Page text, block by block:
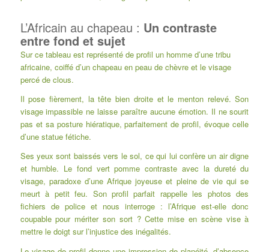
L’Africain au chapeau : Un contraste
entre fond et sujet
Sur ce tableau est représenté de profil un homme d’une tribu
africaine, coiffé d’un chapeau en peau de chèvre et le visage
percé de clous.
Il pose fièrement, la tête bien droite et le menton relevé. Son
visage impassible ne laisse paraître aucune émotion. Il ne sourit
pas et sa posture hiératique, parfaitement de profil, évoque celle
d’une statue fétiche.
Ses yeux sont baissés vers le sol, ce qui lui confère un air digne
et humble. Le fond vert pomme contraste avec la dureté du
visage, paradoxe d’une Afrique joyeuse et pleine de vie qui se
meurt à petit feu. Son profil parfait rappelle les photos des
fichiers de police et nous interroge : l’Afrique est-elle donc
coupable pour mériter son sort ? Cette mise en scène vise à
mettre le doigt sur l’injustice des inégalités.